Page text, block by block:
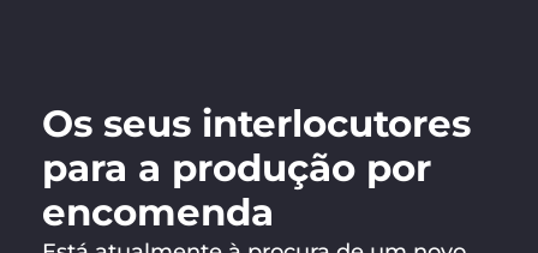
Os seus interlocutores
para a produção por
encomenda